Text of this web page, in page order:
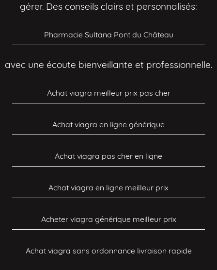
gérer. Des conseils clairs et personnalisés:
Pharmacie Sultana Pont du Château
avec une écoute bienveillante et professionnelle.
Achat viagra meilleur prix pas cher
Achat viagra en ligne générique
Achat viagra pas cher en ligne
Achat viagra en ligne meilleur prix
Acheter viagra générique meilleur prix
Achat viagra sans ordonnance livraison rapide